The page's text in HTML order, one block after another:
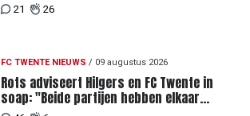
21 26
FC TWENTE NIEUWS / 09 augustus 2026
Rots adviseert Hilgers en FC Twente in
soap: "Beide partijen hebben elkaar